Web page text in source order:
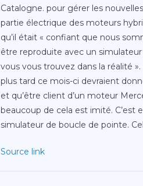
Catalogne. pour gérer les
partie électrique des moteurs
qu’il était « confiant que nous
être reproduite avec un
vous vous trouvez dans la réalité
plus tard ce mois-ci devraient
et qu’être client d’un moteur
beaucoup de cela est imité. C’est
simulateur de boucle de pointe.
Source link